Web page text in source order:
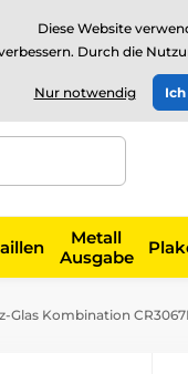
504 verifizierte
Metall
Ausgabe
Glas Kombination
Diese Website
Durch die
Nur notwendig